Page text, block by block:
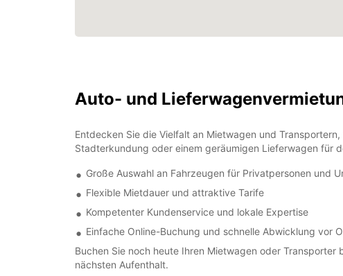
Auto- und
Entdecken Sie die Vielfalt an Mietwagen und
Stadterkundung oder einem geräumigen Lieferwagen für
Große Auswahl an Fahrzeugen für Privatpersonen und
Flexible Mietdauer und attraktive Tarife
Kompetenter Kundenservice und lokale Expertise
Einfache Online-Buchung und schnelle Abwicklung vor
Buchen Sie noch heute Ihren Mietwagen oder
nächsten Aufenthalt.